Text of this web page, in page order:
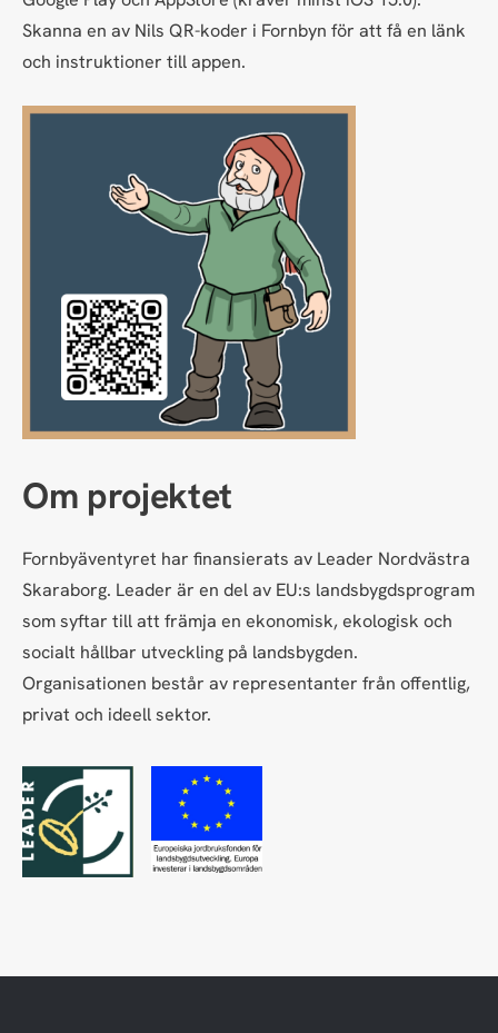
Skanna en av Nils QR-koder i Fornbyn för att få en länk
och instruktioner till appen.
Om projektet
Fornbyäventyret har finansierats av Leader Nordvästra
Skaraborg. Leader är en del av EU:s landsbygdsprogram
som syftar till att främja en ekonomisk, ekologisk och
socialt hållbar utveckling på landsbygden.
Organisationen består av representanter från offentlig,
privat och ideell sektor.